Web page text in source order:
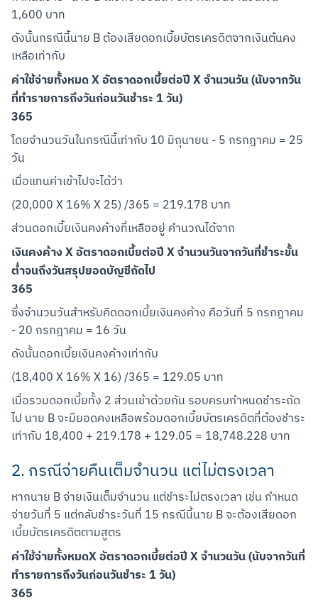
1,600 บาท
ดังนั้นกรณีนี้นาย B ต้องเสียดอกเบี้ยบัตรเครดิตจากเงินต้นคง
เหลือเท่ากับ
ค่าใช้จ่ายทั้งหมด X อัตราดอกเบี้ยต่อปี X จำนวนวัน (นับจากวัน
ที่ทำรายการถึงวันก่อนวันชำระ 1 วัน)
365
โดยจำนวนวันในกรณีนี้เท่ากับ 10 มิถุนายน - 5 กรกฎาคม = 25
วัน
เมื่อแทนค่าเข้าไปจะได้ว่า
(20,000 X 16% X 25) /365 = 219.178 บาท
ส่วนดอกเบี้ยเงินคงค้างที่เหลืออยู่ คำนวณได้จาก
เงินคงค้าง X อัตราดอกเบี้ยต่อปี X จำนวนวันจากวันที่ชำระขั้น
ต่ำจนถึงวันสรุปยอดบัญชีถัดไป
365
ซึ่งจำนวนวันสำหรับคิดดอกเบี้ยเงินคงค้าง คือวันที่ 5 กรกฎาคม
- 20 กรกฎาคม = 16 วัน
ดังนั้นดอกเบี้ยเงินคงค้างเท่ากับ
(18,400 X 16% X 16) /365 = 129.05 บาท
เมื่อรวมดอกเบี้ยทั้ง 2 ส่วนเข้าด้วยกัน รอบครบกำหนดชำระถัด
ไป นาย B จะมียอดคงเหลือพร้อมดอกเบี้ยบัตรเครดิตที่ต้องชำระ
เท่ากับ 18,400 + 219.178 + 129.05 = 18,748.228 บาท
2. กรณีจ่ายคืนเต็มจำนวน แต่ไม่ตรงเวลา
หากนาย B จ่ายเงินเต็มจำนวน แต่ชำระไม่ตรงเวลา เช่น กำหนด
จ่ายวันที่ 5 แต่กลับชำระวันที่ 15 กรณีนี้นาย B จะต้องเสียดอก
เบี้ยบัตรเครดิตตามสูตร
ค่าใช้จ่ายทั้งหมดX อัตราดอกเบี้ยต่อปี X จำนวนวัน (นับจากวันที่
ทำรายการถึงวันก่อนวันชำระ 1 วัน)
365